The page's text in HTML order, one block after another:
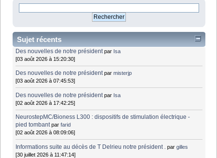
Sujet récents
Des nouvelles de notre président par Isa
[03 août 2026 à 15:20:30]
Des nouvelles de notre président parmisterjp
[03 août 2026 à 07:45:53]
Des nouvelles de notre président par Isa
[02 août 2026 à 17:42:25]
NeurostepMC/Bioness L300 : dispositifs de stimulation électrique -
pied tombant parfarid
[02 août 2026 à 08:09:06]
Informations suite au décès de T Delrieu notre président . pargilles
[30 juillet 2026 à 11:47:14]